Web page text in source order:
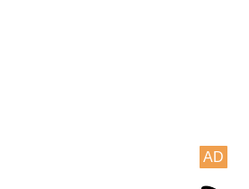
AD